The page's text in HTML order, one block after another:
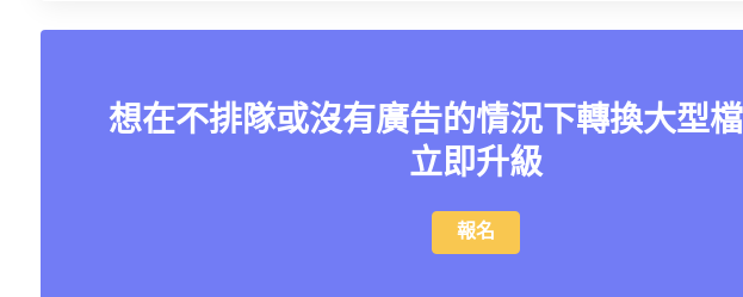
想在不排隊或沒有廣告的情況下轉換大型
立即升級
報名